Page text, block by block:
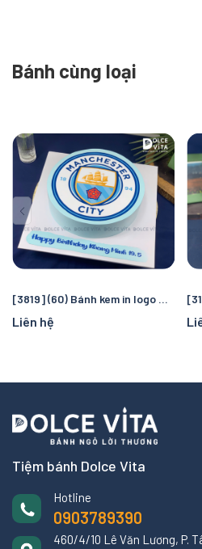
Bánh cùng loại
[3819] (60) Bánh kem in logo Manchester City – Quà tặng sinh nhật hoàn hảo cho fan bóng đá
Liên hệ
Tiệm bánh Dolce Vita
Hotline
0903789390
460/4/10 Lê Văn Lương, P.